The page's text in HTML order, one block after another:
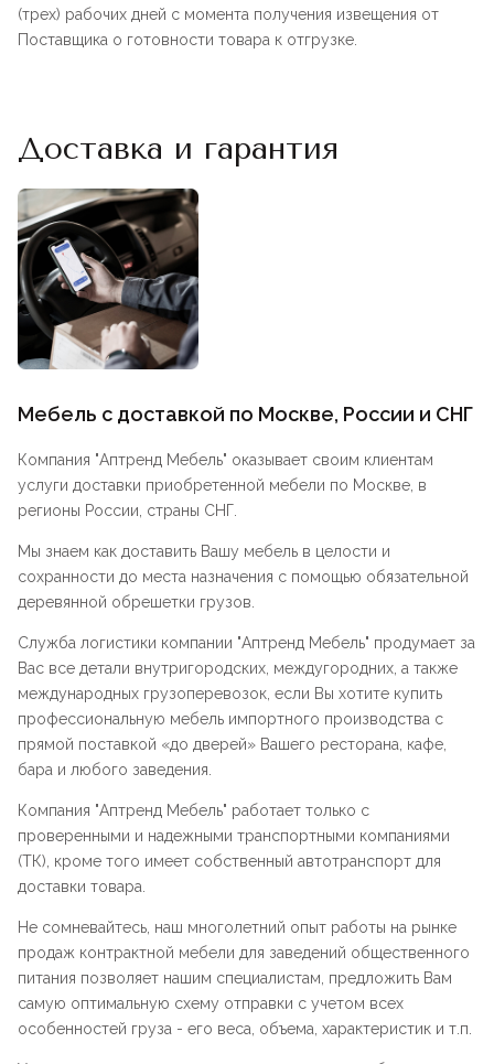
(трех) рабочих дней с момента получения извещения от
Поставщика о готовности товара к отгрузке.
Доставка и гарантия
Мебель с доставкой по Москве, России и СНГ
Компания "Аптренд Мебель" оказывает своим клиентам
услуги доставки приобретенной мебели по Москве, в
регионы России, страны СНГ.
Мы знаем как доставить Вашу мебель в целости и
сохранности до места назначения с помощью обязательной
деревянной обрешетки грузов.
Служба логистики компании "Аптренд Мебель" продумает за
Вас все детали внутригородских, междугородних, а также
международных грузоперевозок, если Вы хотите купить
профессиональную мебель импортного производства с
прямой поставкой «до дверей» Вашего ресторана, кафе,
бара и любого заведения.
Компания "Аптренд Мебель" работает только с
проверенными и надежными транспортными компаниями
(ТК), кроме того имеет собственный автотранспорт для
доставки товара.
Не сомневайтесь, наш многолетний опыт работы на рынке
продаж контрактной мебели для заведений общественного
питания позволяет нашим специалистам, предложить Вам
самую оптимальную схему отправки с учетом всех
особенностей груза - его веса, объема, характеристик и т.п.